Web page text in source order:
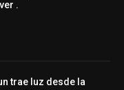
.
trae luz desde la